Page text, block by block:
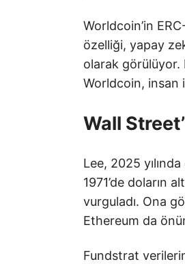
Worldcoin’in
özelliği, yapay
olarak görülüyor.
Worldcoin, insan
Wall
Lee, 2025
1971’de doların
vurguladı. Ona
Ethereum da
Fundstrat